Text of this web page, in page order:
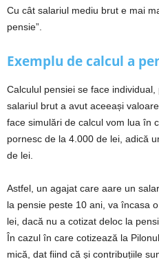
Cu cât salariul mediu brut e mai
pensie”.
Exemplu de calcul a
Calculul pensiei se face
salariul brut a avut aceeași
face simulări de calcul vom lua în
pornesc de la 4.000 de lei, adică
de lei.
Astfel, un agajat care aare un
la pensie peste 10 ani, va încasa
lei, dacă nu a cotizat deloc la
În cazul în care cotizează la
mică, dat fiind că și contribuțiile